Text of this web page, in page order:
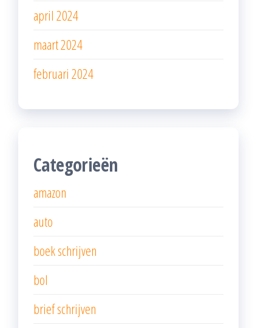
april 2024
maart 2024
februari 2024
Categorieën
amazon
auto
boek schrijven
bol
brief schrijven